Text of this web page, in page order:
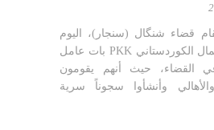
قضاء شنگال (سنجار)، اليوم
الأحد، أن حزب العمال الكوردستاني PKK بات عامل
القضاء، حيث أنهم يقومون
وأنشأوا سجوناً سرية